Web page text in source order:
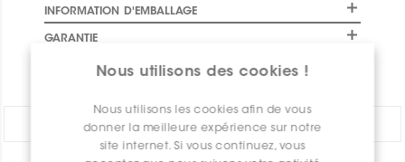
Nous utilisons des cookies !
Nous utilisons les cookies afin de vous
donner la meilleure expérience sur notre
site internet. Si vous continuez, vous
INFORMATION D'EMBALLAGE
GARANTIE
DOCUMENTS
PARTAGER: